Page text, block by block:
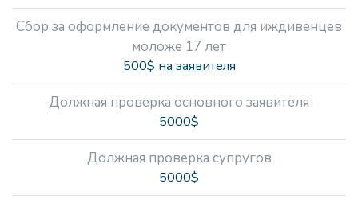
Сбор за оформление документов для иждивенцев
моложе 17 лет
500$ на заявителя
Должная проверка основного заявителя
5000$
Должная проверка супругов
5000$